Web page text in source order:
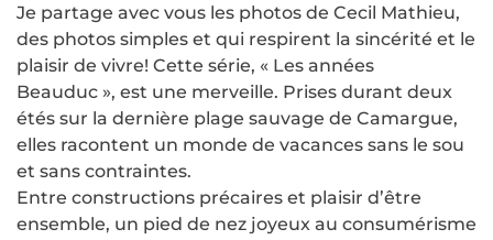
Je partage avec vous les photos de Cecil Mathieu,
des photos simples et qui respirent la sincérité et le
plaisir de vivre! Cette série, « Les années
Beauduc », est une merveille. Prises durant deux
étés sur la dernière plage sauvage de Camargue,
elles racontent un monde de vacances sans le sou
et sans contraintes.
Entre constructions précaires et plaisir d’être
ensemble, un pied de nez joyeux au consumérisme